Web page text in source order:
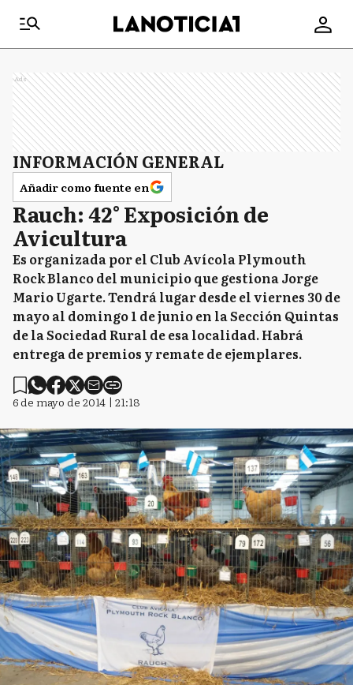
Ads
INFORMACIÓN GENERAL
Añadir como fuente en
Rauch: 42° Exposición de
Avicultura
Es organizada por el Club Avícola Plymouth
Rock Blanco del municipio que gestiona Jorge
Mario Ugarte. Tendrá lugar desde el viernes 30 de
mayo al domingo 1 de junio en la Sección Quintas
de la Sociedad Rural de esa localidad. Habrá
entrega de premios y remate de ejemplares.
6 de mayo de 2014 | 21:18